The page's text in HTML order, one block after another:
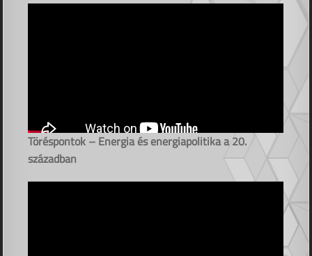
Töréspontok – Energia és energiapolitika a 20.
században